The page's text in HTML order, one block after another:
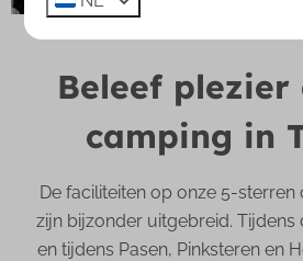
Beleef plezier
camping in
De faciliteiten op onze 5-sterren
zijn bijzonder uitgebreid. Tijdens
en tijdens Pasen, Pinksteren en